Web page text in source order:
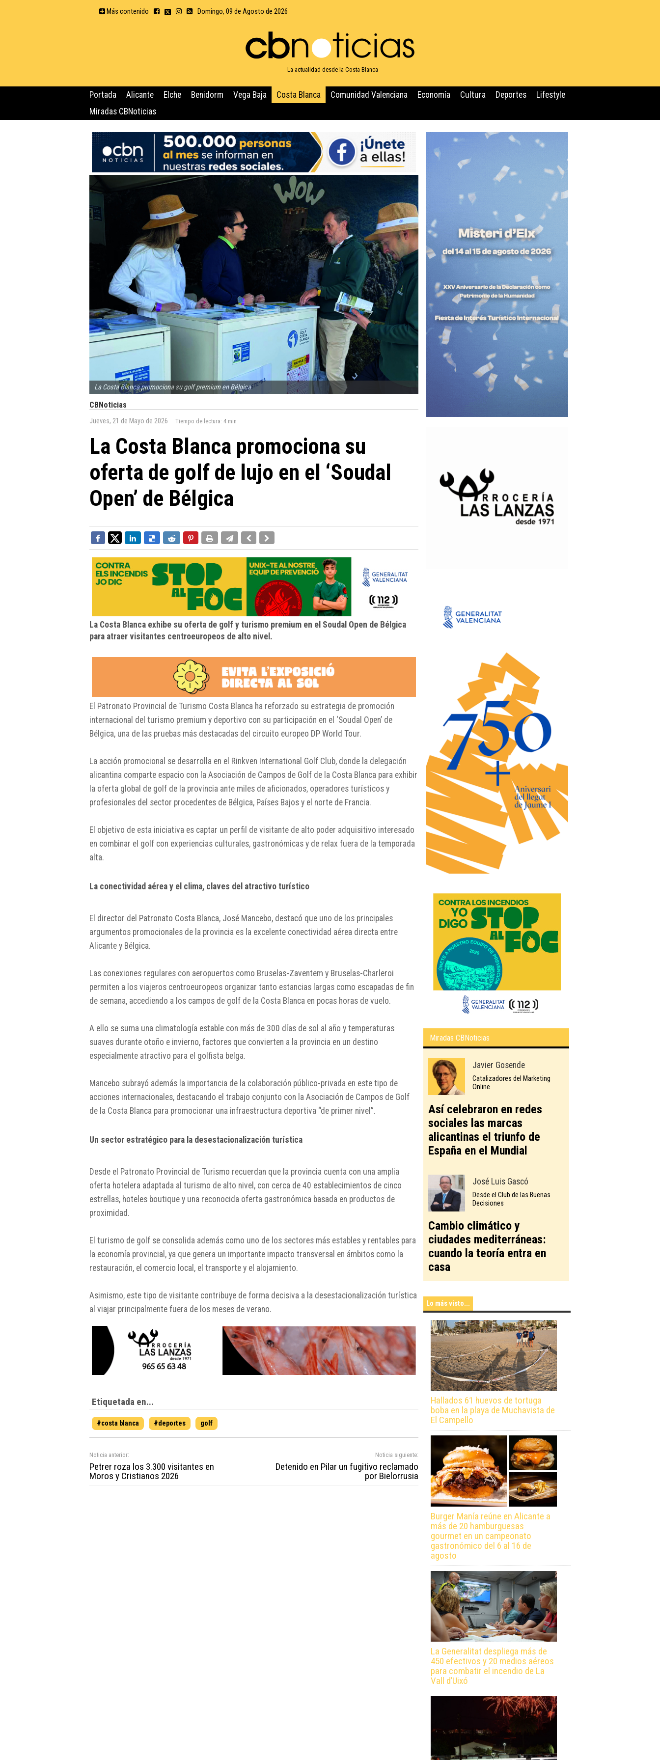
Más contenido Domingo, 09 de Agosto de 2026
La actualidad desde la Costa Blanca
Portada Alicante Elche Benidorm Vega Baja Costa Blanca Comunidad Valenciana Economía Cultura Deportes
Lifestyle
Miradas CBNoticias
La Costa Blanca promociona su golf premium en Bélgica
CBNoticias
Jueves, 21 de Mayo de 2026 Tiempo de lectura: 4 min
La Costa Blanca promociona su
oferta de golf de lujo en el ‘Soudal
Open’ de Bélgica
La Costa Blanca exhibe su oferta de golf y turismo premium en el Soudal Open de Bélgica
para atraer visitantes centroeuropeos de alto nivel.
El Patronato Provincial de Turismo Costa Blanca ha reforzado su estrategia de promoción
internacional del turismo premium y deportivo con su participación en el ‘Soudal Open’ de
Bélgica, una de las pruebas más destacadas del circuito europeo DP World Tour.
La acción promocional se desarrolla en el Rinkven International Golf Club, donde la delegación
alicantina comparte espacio con la Asociación de Campos de Golf de la Costa Blanca para exhibir
la oferta global de golf de la provincia ante miles de aficionados, operadores turísticos y
profesionales del sector procedentes de Bélgica, Países Bajos y el norte de Francia.
El objetivo de esta iniciativa es captar un perfil de visitante de alto poder adquisitivo interesado
en combinar el golf con experiencias culturales, gastronómicas y de relax fuera de la temporada
alta.
La conectividad aérea y el clima, claves del atractivo turístico
El director del Patronato Costa Blanca, José Mancebo, destacó que uno de los principales
argumentos promocionales de la provincia es la excelente conectividad aérea directa entre
Alicante y Bélgica.
Las conexiones regulares con aeropuertos como Bruselas-Zaventem y Bruselas-Charleroi
permiten a los viajeros centroeuropeos organizar tanto estancias largas como escapadas de fin
de semana, accediendo a los campos de golf de la Costa Blanca en pocas horas de vuelo.
A ello se suma una climatología estable con más de 300 días de sol al año y temperaturas
suaves durante otoño e invierno, factores que convierten a la provincia en un destino
especialmente atractivo para el golfista belga.
Mancebo subrayó además la importancia de la colaboración público-privada en este tipo de
acciones internacionales, destacando el trabajo conjunto con la Asociación de Campos de Golf
de la Costa Blanca para promocionar una infraestructura deportiva “de primer nivel”.
Un sector estratégico para la desestacionalización turística
Desde el Patronato Provincial de Turismo recuerdan que la provincia cuenta con una amplia
oferta hotelera adaptada al turismo de alto nivel, con cerca de 40 establecimientos de cinco
estrellas, hoteles boutique y una reconocida oferta gastronómica basada en productos de
proximidad.
El turismo de golf se consolida además como uno de los sectores más estables y rentables para
la economía provincial, ya que genera un importante impacto transversal en ámbitos como la
restauración, el comercio local, el transporte y el alojamiento.
Asimismo, este tipo de visitante contribuye de forma decisiva a la desestacionalización turística
al viajar principalmente fuera de los meses de verano.
Etiquetada en...
#costa blanca #deportes golf
Noticia anterior:
Petrer roza los 3.300 visitantes en
Moros y Cristianos 2026
Noticia siguiente:
Detenido en Pilar un fugitivo reclamado
por Bielorrusia
Miradas CBNoticias
Javier Gosende
Catalizadores del Marketing
Online
Así celebraron en redes
sociales las marcas
alicantinas el triunfo de
España en el Mundial
José Luis Gascó
Desde el Club de las Buenas
Decisiones
Cambio climático y
ciudades mediterráneas:
cuando la teoría entra en
casa
Lo más visto...
Hallados 61 huevos de tortuga
boba en la playa de Muchavista de
El Campello
Burger Manía reúne en Alicante a
más de 20 hamburguesas
gourmet en un campeonato
gastronómico del 6 al 16 de
agosto
La Generalitat despliega más de
450 efectivos y 20 medios aéreos
para combatir el incendio de La
Vall d’Uixó